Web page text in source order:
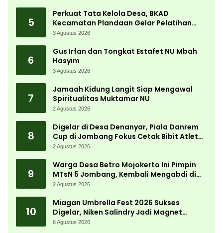
5
Perkuat Tata Kelola Desa, BKAD
Kecamatan Plandaan Gelar Pelatihan
Aparatur Pemdes
3 Agustus 2026
6
Gus Irfan dan Tongkat Estafet NU Mbah
Hasyim
3 Agustus 2026
7
Jamaah Kidung Langit Siap Mengawal
Spiritualitas Muktamar NU
2 Agustus 2026
8
Digelar di Desa Denanyar, Piala Danrem
Cup di Jombang Fokus Cetak Bibit Atlet
Menembak Berprestasi
2 Agustus 2026
9
Warga Desa Betro Mojokerto Ini Pimpin
MTsN 5 Jombang, Kembali Mengabdi di
Almamater
2 Agustus 2026
10
Miagan Umbrella Fest 2026 Sukses
Digelar, Niken Salindry Jadi Magnet
Ribuan Pengunjung
6 Agustus 2026